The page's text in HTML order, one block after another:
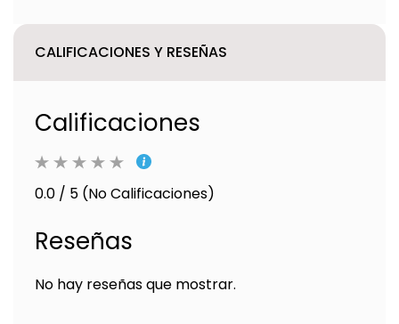
CALIFICACIONES Y RESEÑAS
Calificaciones
0.0 / 5 (No Calificaciones)
Reseñas
No hay reseñas que mostrar.